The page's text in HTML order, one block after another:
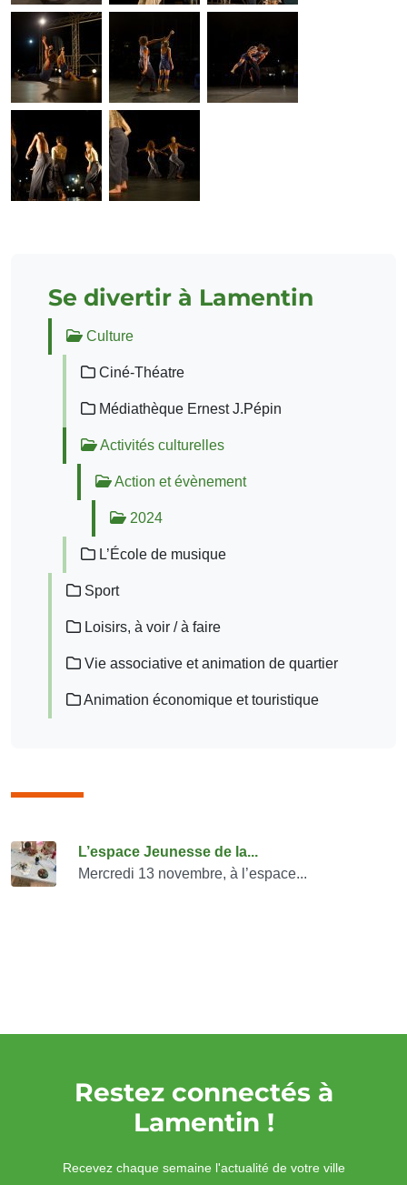
Se divertir à Lamentin
Culture
Ciné-Théatre
Médiathèque Ernest J.Pépin
Activités culturelles
Action et évènement
2024
L’École de musique
Sport
Loisirs, à voir / à faire
Vie associative et animation de quartier
Animation économique et touristique
Consulter également
L’espace Jeunesse de la...
Mercredi 13 novembre, à l’espace...
Restez connectés à
Lamentin !
Recevez chaque semaine l'actualité de votre ville